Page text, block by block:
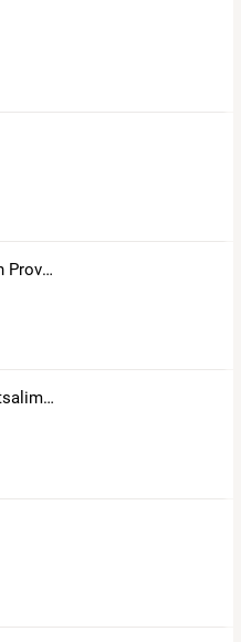
quelque part en Provence
Le blog de cestsalimaquicuisine